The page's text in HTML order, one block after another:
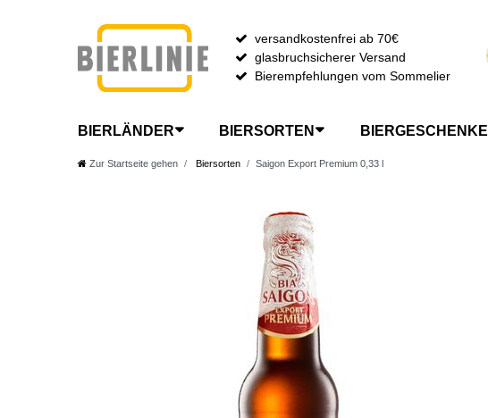
versandkostenfrei ab 70€
glasbruchsicherer Versand
Bierempfehlungen vom Sommelier
BIERLÄNDER BIERSORTEN BIERGESCHENKE
Zur Startseite gehen Biersorten Saigon Export Premium 0,33 l